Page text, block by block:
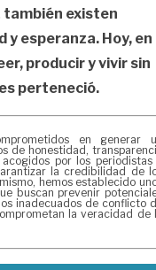
también existen
y esperanza. Hoy, en
producir y vivir sin
perteneció.
en generar
de honestidad,
por los periodistas
la credibilidad de
hemos establecido
buscan prevenir
inadecuados de conflicto
la veracidad de